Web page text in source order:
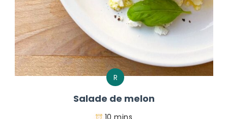
R
Salade de melon